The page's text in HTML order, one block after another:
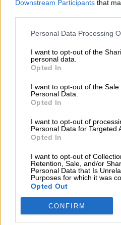
Downstream Participants that
Personal Data Processing
I want to opt-out of the
personal data.
Opted In
I want to opt-out of the Sale
Personal Data.
Opted In
I want to opt-out of
Personal Data for Targeted
Opted In
I want to opt-out of
Retention, Sale, and/or
Personal Data that Is
Purposes for which it was
Opted Out
CONFIRM
mi pesadilla
Por María Pérez Herrero
NOTICIAS
LOCO MUNDO |
Rusia empieza a